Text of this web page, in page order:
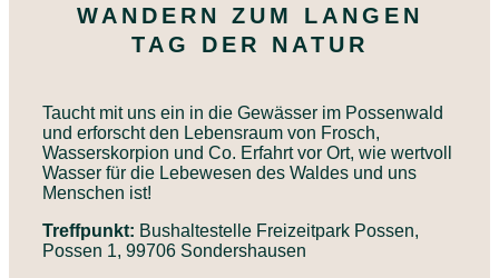
WANDERN ZUM LANGEN
TAG DER NATUR
Taucht mit uns ein in die Gewässer im Possenwald
und erforscht den Lebensraum von Frosch,
Wasserskorpion und Co. Erfahrt vor Ort, wie wertvoll
Wasser für die Lebewesen des Waldes und uns
Menschen ist!
Treffpunkt: Bushaltestelle Freizeitpark Possen,
Possen 1, 99706 Sondershausen